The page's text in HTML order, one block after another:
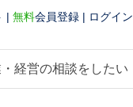
| 無料会員登録 | ログイン
経営の相談をしたい